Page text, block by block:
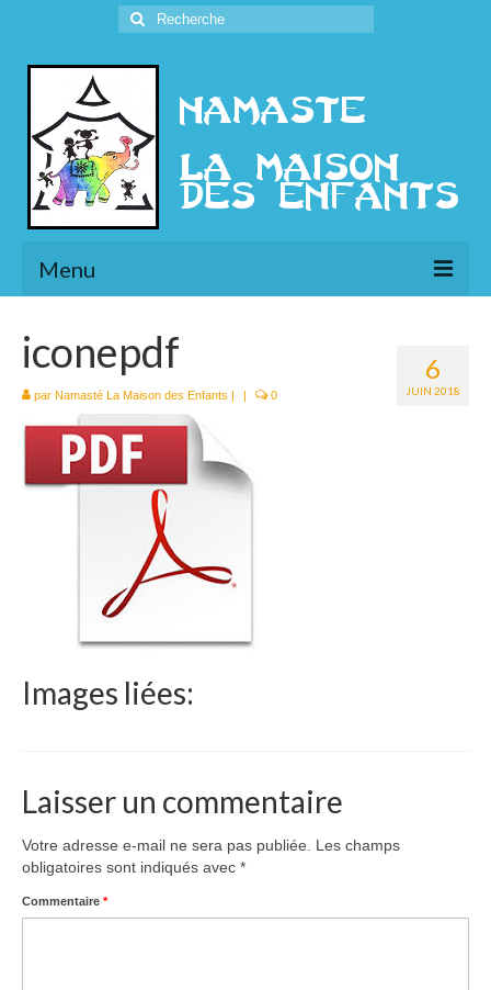
Rechercher
:
Menu
Présentation
l’Ethique
Historique
Le Népal
Documents
Parrainages
Missions 2023
Actualités
6
JUIN 2018
iconepdf
par Namasté La Maison des Enfants | | 0
Images liées:
Laisser un commentaire
Votre adresse e-mail ne sera pas publiée.
Les champs
obligatoires sont indiqués avec *
Commentaire *